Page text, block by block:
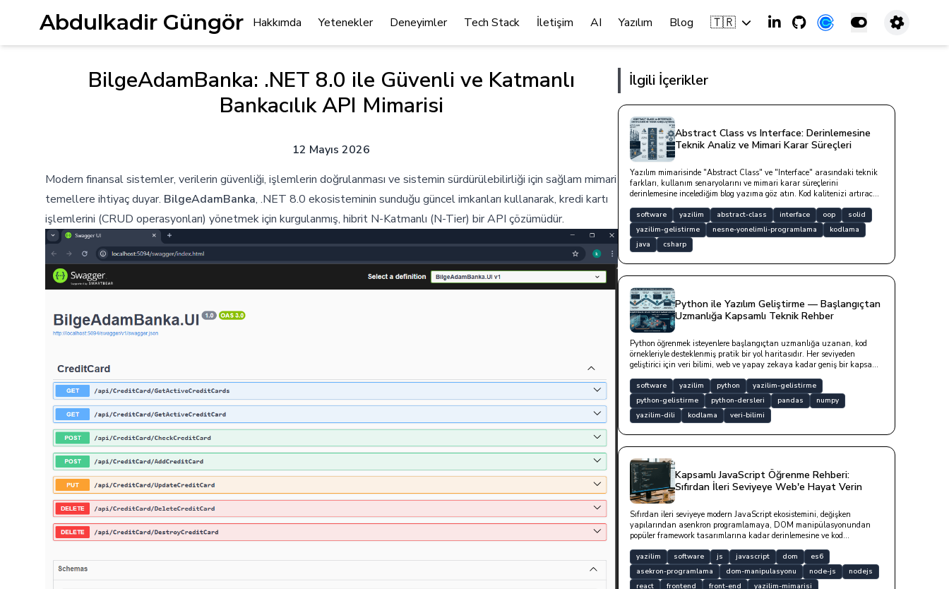
Abdulkadir Güngör Hakkımda Yetenekler Deneyimler Tech Stack İletişim AI Yazılım Blog 🇹🇷
BilgeAdamBanka: .NET 8.0 ile Güvenli ve Katmanlı
Bankacılık API Mimarisi
12 Mayıs 2026
Modern finansal sistemler, verilerin güvenliği, işlemlerin doğrulanması ve sistemin sürdürülebilirliği için sağlam mimari
temellere ihtiyaç duyar. BilgeAdamBanka, .NET 8.0 ekosisteminin sunduğu güncel imkanları kullanarak, kredi kartı
işlemlerini (CRUD operasyonları) yönetmek için kurgulanmış, hibrit N-Katmanlı (N-Tier) bir API çözümüdür.
İlgili İçerikler
Abstract Class vs Interface: Derinlemesine
Teknik Analiz ve Mimari Karar Süreçleri
Yazılım mimarisinde "Abstract Class" ve "Interface" arasındaki teknik
farkları, kullanım senaryolarını ve mimari karar süreçlerini
derinlemesine incelediğim blog yazıma göz atın. Kod kalitenizi artıracak
software yazilim abstract-class interface oop
solid
yazilim-gelistirme
nesne-yonelimli-programlama
kodlama
java
csharp
Python ile Yazılım Geliştirme — Başlangıçtan
Uzmanlığa Kapsamlı Teknik Rehber
Python öğrenmek isteyenlere başlangıçtan uzmanlığa uzanan, kod
örnekleriyle desteklenmiş pratik bir yol haritasıdır. Her seviyeden
geliştirici için veri bilimi, web ve yapay zekaya kadar geniş bir kapsam
software yazilim python
yazilim-gelistirme
python-gelistirme
python-dersleri pandas
numpy
yazilim-dili
kodlama veri-bilimi
Kapsamlı JavaScript Öğrenme Rehberi:
Sıfırdan İleri Seviyeye Web'e Hayat Verin
Sıfırdan ileri seviyeye modern JavaScript ekosistemini, değişken
yapılarından asenkron programlamaya, DOM manipülasyonundan
popüler framework tasarımlarına kadar derinlemesine ve kod
yazilim software js javascript dom
es6
asekron-programlama
dom-manipulasyonu node-js
nodejs
react
frontend front-end yazilim-mimarisi